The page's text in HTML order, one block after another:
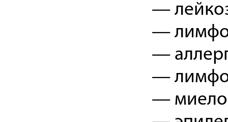
—
—
—
—
—